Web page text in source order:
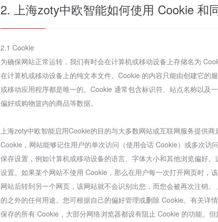
2. 上海zoty中欧智能如何使用 Cookie 和
2.1 Cookie
为确保网站正常运转，我们有时会在计算机或移动设备上存储名为
在计算机或移动设备上的纯文本文件。Cookie 的内容只能由创建它的
或移动应用程序都是唯一的。Cookie 通常包含标识符、站点名称以及
偏好或购物篮内的商品等数据。
上海zoty中欧智能启用Cookie的目的与大多数网站或互联网服务提供
Cookie，网站能够记住用户的单次访问（使用会话 Cookie）或多次访
保存设置，例如计算机或移动设备的语言、字体大小和其他浏览偏好
设置。如果某个网站不使用 Cookie，那么在用户每一次打开网页时，
网站后转到另一个网页，该网站就不会识别出您，而您会被再次注销
的之外的任何用途。您可根据自己的偏好管理或删除 Cookie。有关详
保存的所有 Cookie，大部分网络浏览器都设有阻止 Cookie 的功能。